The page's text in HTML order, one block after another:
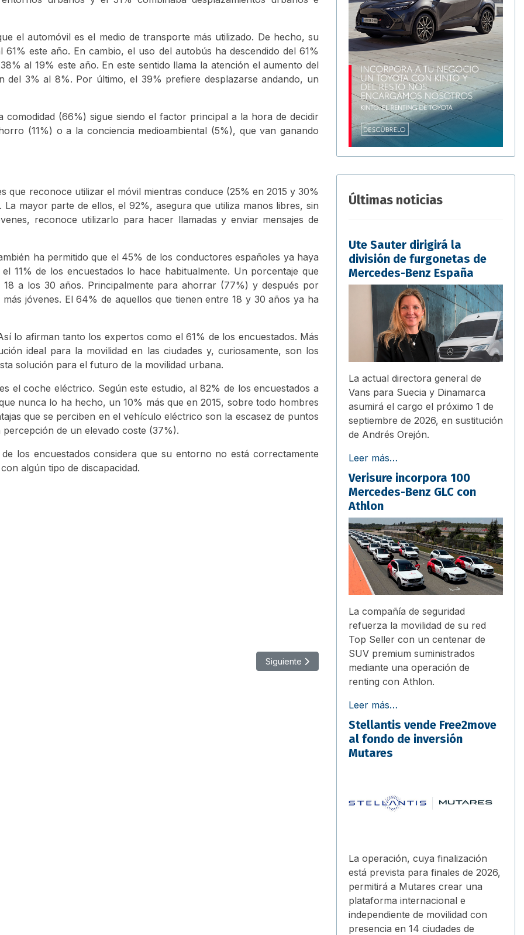
el automóvil es el medio de transporte más utilizado. De hecho, su
este año. En cambio, el uso del autobús ha descendido del 61%
al 19% este año. En este sentido llama la atención el aumento del
del 3% al 8%. Por último, el 39% prefiere desplazarse andando, un
(66%) sigue siendo el factor principal a la hora de decidir
(11%) o a la conciencia medioambiental (5%), que van ganando
que reconoce utilizar el móvil mientras conduce (25% en 2015 y 30%
mayor parte de ellos, el 92%, asegura que utiliza manos libres, sin
reconoce utilizarlo para hacer llamadas y enviar mensajes de
ha permitido que el 45% de los conductores españoles ya haya
el 11% de los encuestados lo hace habitualmente. Un porcentaje que
a los 30 años. Principalmente para ahorrar (77%) y después por
jóvenes. El 64% de aquellos que tienen entre 18 y 30 años ya ha
lo afirman tanto los expertos como el 61% de los encuestados. Más
ideal para la movilidad en las ciudades y, curiosamente, son los
solución para el futuro de la movilidad urbana.
es el coche eléctrico. Según este estudio, al 82% de los encuestados a
nunca lo ha hecho, un 10% más que en 2015, sobre todo hombres
que se perciben en el vehículo eléctrico son la escasez de puntos
de un elevado coste (37%).
los encuestados considera que su entorno no está correctamente
algún tipo de discapacidad.
ambiente y riesgos laborales Artículo siguiente: ALD Automotive y AEGFA dan a conocer el
Siguiente
Últimas noticias
Ute Sauter dirigirá la
división de furgonetas de
Mercedes-Benz España
La actual directora general de
Vans para Suecia y Dinamarca
asumirá el cargo el próximo 1 de
septiembre de 2026, en sustitución
de Andrés Orejón.
Leer más…
Verisure incorpora 100
Mercedes-Benz GLC con
Athlon
La compañía de seguridad
refuerza la movilidad de su red
Top Seller con un centenar de
SUV premium suministrados
mediante una operación de
renting con Athlon.
Leer más…
Stellantis vende Free2move
al fondo de inversión
Mutares
La operación, cuya finalización
está prevista para finales de 2026,
permitirá a Mutares crear una
plataforma internacional e
independiente de movilidad con
presencia en 14 ciudades de